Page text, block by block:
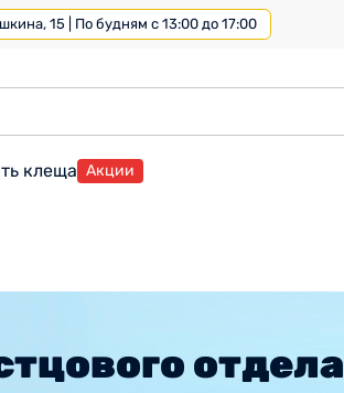
15 | По будням с 13:00 до 17:00
клеща Акции
отдела